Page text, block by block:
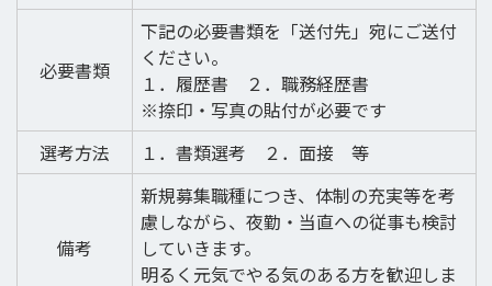
必要書類
下記の必要書類を「送付先」宛にご送付
ください。
１．履歴書 ２．職務経歴書
※捺印・写真の貼付が必要です
選考方法 １．書類選考 ２．面接 等
備考
新規募集職種につき、体制の充実等を考
慮しながら、夜勤・当直への従事も検討
していきます。
明るく元気でやる気のある方を歓迎しま